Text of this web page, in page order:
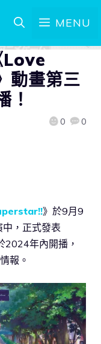
MENU
Love
畫第三
！
0 0
》於9月9
，正式發表
2024年內開播，
報。